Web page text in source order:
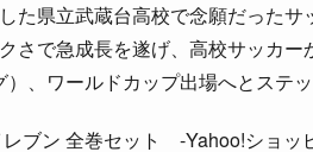
た県立武蔵台高校で念願だった
さで急成長を遂げ、高校サッカ
）、ワールドカップ出場へとステ
レブン 全巻セット -Yahoo!ショッ